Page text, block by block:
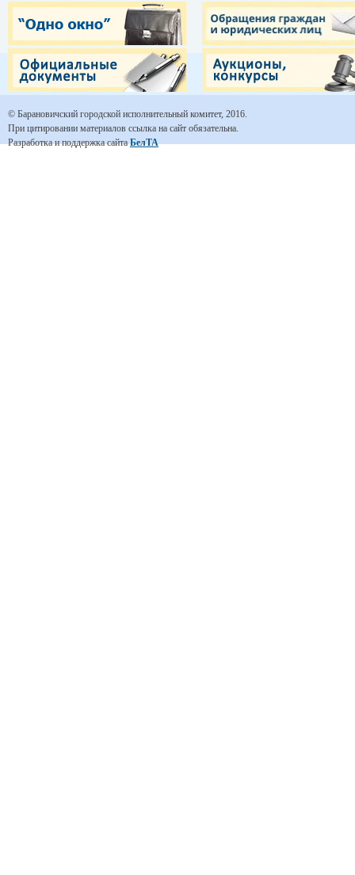
© Барановичский городской исполнительный комитет, 2016.
При цитировании материалов ссылка на сайт обязательна.
Разработка и поддержка сайтаБелТА